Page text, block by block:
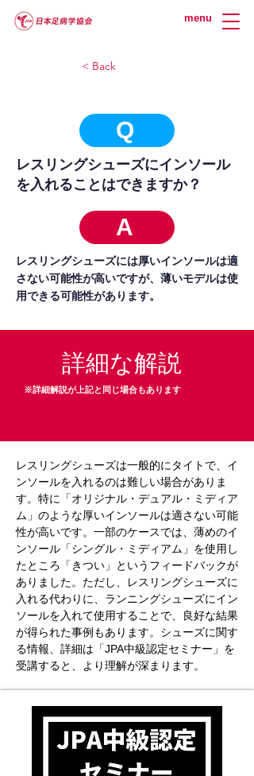
menu
< Back
Q
レスリングシューズにインソール
を入れることはできますか？
A
レスリングシューズには厚いインソールは適
さない可能性が高いですが、薄いモデルは使
用できる可能性があります。
詳細な解説
※詳細解説が上記と同じ場合もあります
レスリングシューズは一般的にタイトで、イ
ンソールを入れるのは難しい場合がありま
す。特に「オリジナル・デュアル・ミディア
ム」のような厚いインソールは適さない可能
性が高いです。一部のケースでは、薄めのイ
ンソール「シングル・ミディアム」を使用し
たところ「きつい」というフィードバックが
ありました。ただし、レスリングシューズに
入れる代わりに、ランニングシューズにイン
ソールを入れて使用することで、良好な結果
が得られた事例もあります。シューズに関す
る情報、詳細は「JPA中級認定セミナー」を
受講すると、より理解が深まります。